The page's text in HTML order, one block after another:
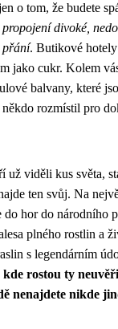
o tom, že budete
propojení divoké,
přání. Butikové
jako cukr. Kolem
balvany, které
rozmístil pro
už viděli kus světa,
ten svůj. Na
do hor do národního
plného rostlin a
s legendárním
kde rostou ty
nenajdete nikde